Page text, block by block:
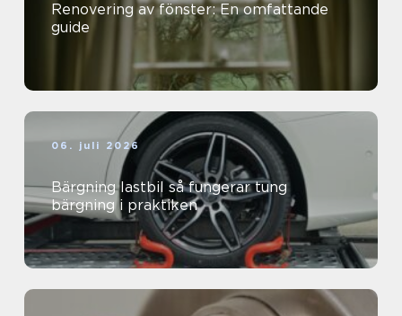
Renovering av fönster: En omfattande
guide
06. juli 2026
Bärgning lastbil så fungerar tung
bärgning i praktiken